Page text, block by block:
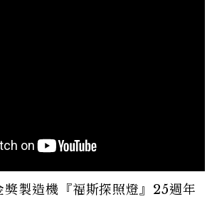
獎製造機『福斯探照燈』25週年